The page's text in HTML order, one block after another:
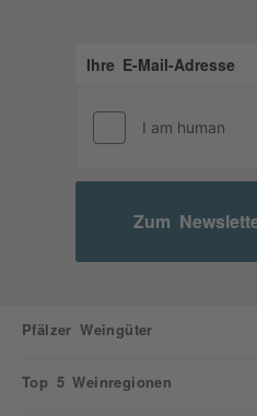
Zum
Pfälzer Weingüter
Top 5 Weinregionen